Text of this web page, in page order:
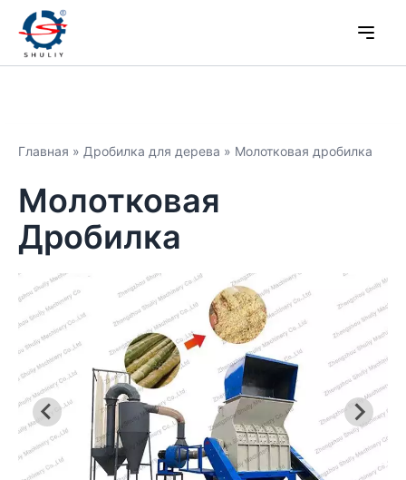
Главная » Дробилка для дерева » Молотковая дробилка
Молотковая
Дробилка